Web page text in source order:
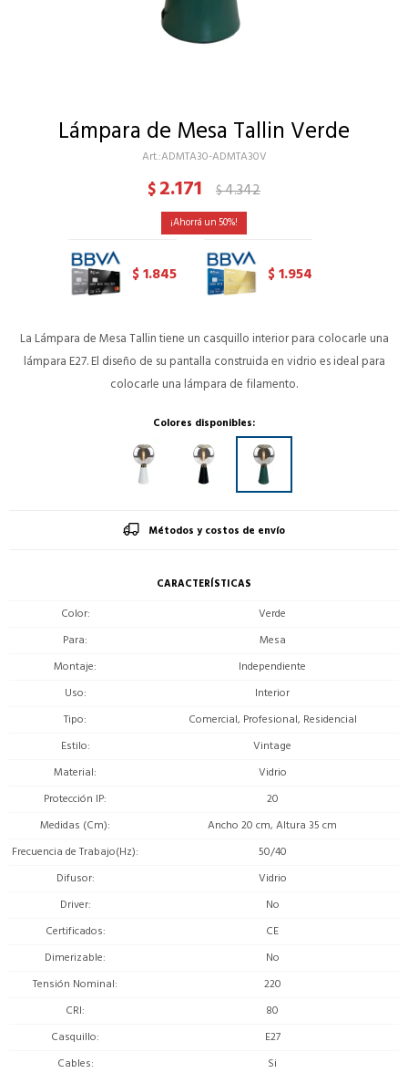
Lámpara de Mesa Tallin Verde
ADMTA30-ADMTA30V
$2.171 $4.342
50
$1.845 $1.954
La Lámpara de Mesa Tallin tiene un casquillo interior para colocarle una
lámpara E27. El diseño de su pantalla construida en vidrio es ideal para
colocarle una lámpara de filamento.
Colores disponibles:
Métodos y costos de envío
CARACTERÍSTICAS
Color
Verde
Para
Mesa
Montaje
Independiente
Uso
Interior
Tipo
Comercial, Profesional, Residencial
Estilo
Vintage
Material
Vidrio
Protección IP
20
Medidas (Cm)
Ancho 20 cm, Altura 35 cm
Frecuencia de Trabajo(Hz)
50/40
Difusor
Vidrio
Driver
No
Certificados
CE
Dimerizable
No
Tensión Nominal
220
CRI
80
Casquillo
E27
Cables
Si